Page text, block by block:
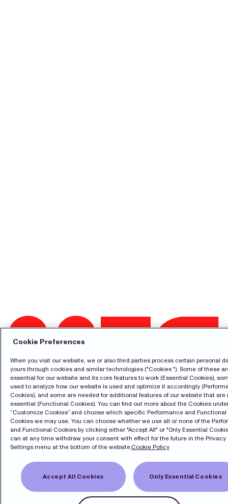
Kontakt
Pressrum
Prenumerera
LinkedIn
English
Cookiepolicy
Copyright Modern Times Group MTG AB
Sekretessinställningar
Cookie Preferences
When you visit our website, we or also third parties process certain personal
yours through cookies and similar technologies ("Cookies "). Some of these
essential for our website and its core features to work (Essential Cookies),
used to analyze how our website is used and optimize it accordingly
Cookies), and some are needed for additional features of our website that are
essential (Functional Cookies). You can find out more about the Cookies
“Customize Cookies” and choose which specific Performance and Functional
Cookies we may use. You can choose whether we use all or none of the
and Functional Cookies by clicking either "Accept All" or "Only Essential
can at any time withdraw your consent with effect for the future in the Privacy
Settings menu at the bottom of the website.Cookie Policy
Accept All Cookies Only Essential Cookies